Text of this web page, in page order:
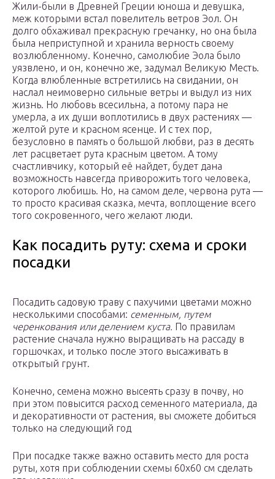
Жили-были в Древней Греции юноша и девушка,
меж которыми встал повелитель ветров Эол. Он
долго обхаживал прекрасную гречанку, но она была
была неприступной и хранила верность своему
возлюбленному. Конечно, самолюбие Эола было
уязвлено, и он, конечно же, задумал Великую Месть.
Когда влюбленные встретились на свидании, он
наслал неимоверно сильные ветры и выдул из них
жизнь. Но любовь всесильна, а потому пара не
умерла, а их души воплотились в двух растениях —
желтой руте и красном ясенце. И с тех пор,
безусловно в память о большой любви, раз в десять
лет расцветает рута красным цветом. А тому
счастливчику, который её найдет, будет дана
возможность навсегда приворожить того человека,
которого любишь. Но, на самом деле, червона рута —
то просто красивая сказка, мечта, воплощение всего
того сокровенного, чего желают люди.
Как посадить руту: схема и сроки
посадки
Посадить садовую траву с пахучими цветами можно
несколькими способами: семенным, путем
черенкования или делением куста. По правилам
растение сначала нужно выращивать на рассаду в
горшочках, и только после этого высаживать в
открытый грунт.
Конечно, семена можно высеять сразу в почву, но
при этом повысится расход семенного материала, да
и декоративности от растения, вы сможете добиться
только на следующий год
При посадке также важно оставить место для роста
руты, хотя при соблюдении схемы 60х60 см сделать